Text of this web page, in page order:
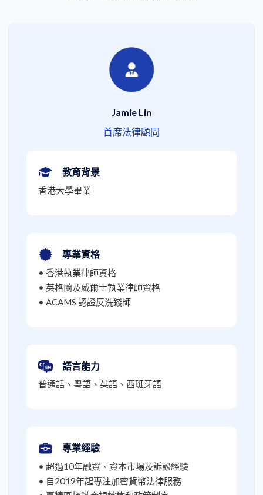
Jamie Lin
首席法律顧問
教育背景
香港大學畢業
專業資格
• 香港執業律師資格
• 英格蘭及威爾士執業律師資格
• ACAMS 認證反洗錢師
語言能力
普通話、粵語、英語、西班牙語
專業經驗
• 超過10年融資、資本市場及訴訟經驗
• 自2019年起專注加密貨幣法律服務